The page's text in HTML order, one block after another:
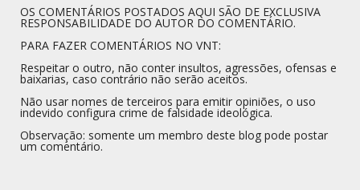
OS COMENTÁRIOS POSTADOS AQUI SÃO DE EXCLUSIVA
RESPONSABILIDADE DO AUTOR DO COMENTÁRIO.
PARA FAZER COMENTÁRIOS NO VNT:
Respeitar o outro, não conter insultos, agressões, ofensas e
baixarias, caso contrário não serão aceitos.
Não usar nomes de terceiros para emitir opiniões, o uso
indevido configura crime de falsidade ideológica.
Observação: somente um membro deste blog pode postar
um comentário.